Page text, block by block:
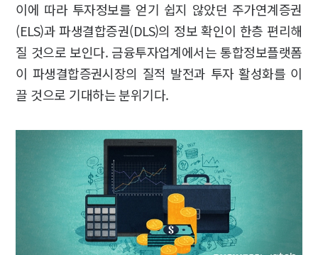
이에 따라 투자정보를 얻기 쉽지 않았던 주가연계증권
(ELS)과 파생결합증권(DLS)의 정보 확인이 한층 편리해
질 것으로 보인다. 금융투자업계에서는 통합정보플랫폼
이 파생결합증권시장의 질적 발전과 투자 활성화를 이
끌 것으로 기대하는 분위기다.